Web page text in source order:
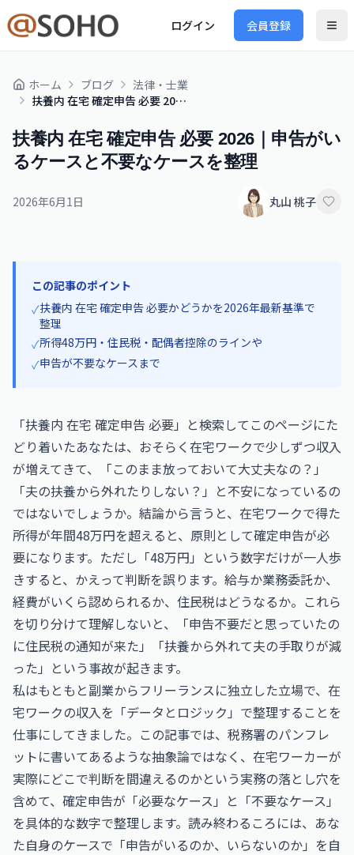
ログイン 会員登録
ホーム ブログ
法律・士業
扶養内 在宅 確定申告 必要 2026｜申告がいるケースと不要なケースを整理
扶養内 在宅 確定申告 必要 2026｜申告がい
るケースと不要なケースを整理
2026年6月1日 丸山 桃子
この記事のポイント
✓扶養内 在宅 確定申告 必要かどうかを2026年最新基準で
整理
✓所得48万円・住民税・配偶者控除のラインや
✓申告が不要なケースまで
「扶養内 在宅 確定申告 必要」と検索してこのページにた
どり着いたあなたは、おそらく在宅ワークで少しずつ収入
が増えてきて、「このまま放っておいて大丈夫なの？」
「夫の扶養から外れたりしない？」と不安になっているの
ではないでしょうか。結論から言うと、在宅ワークで得た
所得が年間48万円を超えると、原則として確定申告が必
要になります。ただし「48万円」という数字だけが一人歩
きすると、かえって判断を誤ります。給与か業務委託か、
経費がいくら認められるか、住民税はどうなるか。これら
を切り分けて理解しないと、「申告不要だと思っていたの
に住民税の通知が来た」「扶養から外れて夫の手取りが減
った」という事故が起きます。
私はもともと副業からフリーランスに独立した立場で、在
宅ワークの収入を「データとロジック」で整理することを
仕事にしてきました。この記事では、税務署のパンフレ
ットに書いてあるような抽象論ではなく、在宅ワーカーが
実際にどこで判断を間違えるのかという実務の落とし穴を
含めて、確定申告が「必要なケース」と「不要なケース」
を具体的な数字で整理します。読み終わるころには、あな
た自身のケースで「申告がいるのか、いらないのか」を自